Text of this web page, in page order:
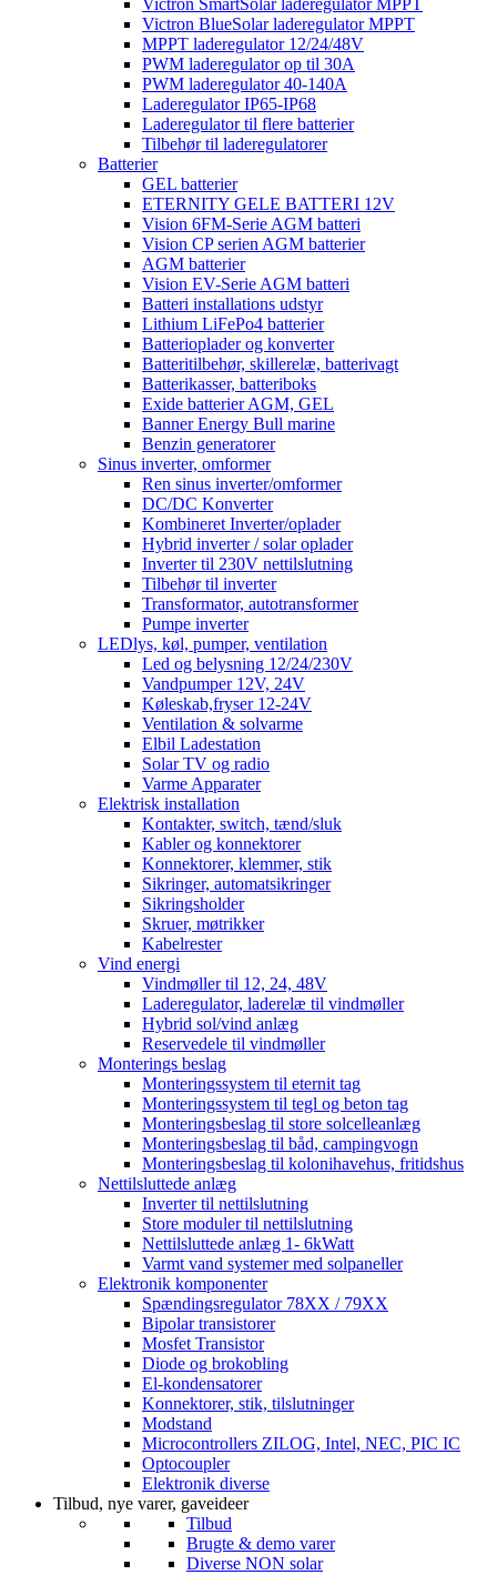
Victron SmartSolar laderegulator MPPT
Victron BlueSolar laderegulator MPPT
MPPT laderegulator 12/24/48V
PWM laderegulator op til 30A
PWM laderegulator 40-140A
Laderegulator IP65-IP68
Laderegulator til flere batterier
Tilbehør til laderegulatorer
Batterier
GEL batterier
ETERNITY GELE BATTERI 12V
Vision 6FM-Serie AGM batteri
Vision CP serien AGM batterier
AGM batterier
Vision EV-Serie AGM batteri
Batteri installations udstyr
Lithium LiFePo4 batterier
Batterioplader og konverter
Batteritilbehør, skillerelæ, batterivagt
Batterikasser, batteriboks
Exide batterier AGM, GEL
Banner Energy Bull marine
Benzin generatorer
Sinus inverter, omformer
Ren sinus inverter/omformer
DC/DC Konverter
Kombineret Inverter/oplader
Hybrid inverter / solar oplader
Inverter til 230V nettilslutning
Tilbehør til inverter
Transformator, autotransformer
Pumpe inverter
LEDlys, køl, pumper, ventilation
Led og belysning 12/24/230V
Vandpumper 12V, 24V
Køleskab,fryser 12-24V
Ventilation & solvarme
Elbil Ladestation
Solar TV og radio
Varme Apparater
Elektrisk installation
Kontakter, switch, tænd/sluk
Kabler og konnektorer
Konnektorer, klemmer, stik
Sikringer, automatsikringer
Sikringsholder
Skruer, møtrikker
Kabelrester
Vind energi
Vindmøller til 12, 24, 48V
Laderegulator, laderelæ til vindmøller
Hybrid sol/vind anlæg
Reservedele til vindmøller
Monterings beslag
Monteringssystem til eternit tag
Monteringssystem til tegl og beton tag
Monteringsbeslag til store solcelleanlæg
Monteringsbeslag til båd, campingvogn
Monteringsbeslag til kolonihavehus, fritidshus
Nettilsluttede anlæg
Inverter til nettilslutning
Store moduler til nettilslutning
Nettilsluttede anlæg 1- 6kWatt
Varmt vand systemer med solpaneller
Elektronik komponenter
Spændingsregulator 78XX / 79XX
Bipolar transistorer
Mosfet Transistor
Diode og brokobling
El-kondensatorer
Konnektorer, stik, tilslutninger
Modstand
Microcontrollers ZILOG, Intel, NEC, PIC IC
Optocoupler
Elektronik diverse
Tilbud, nye varer, gaveideer
Tilbud
Brugte & demo varer
Diverse NON solar